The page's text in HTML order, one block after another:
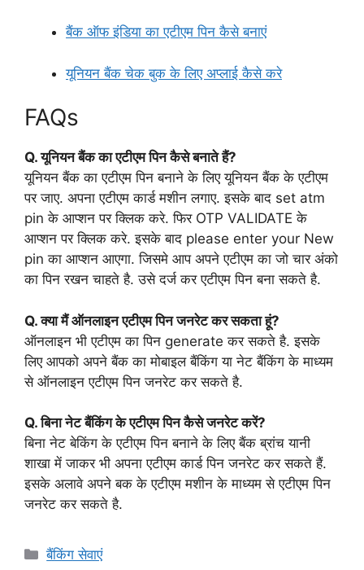
बैंक ऑफ इंडिया का एटीएम पिन कैसे बनाएं
यूनियन बैंक चेक बुक के लिए अप्लाई कैसे करे
FAQs
Q. यूनियन बैंक का एटीएम पिन कैसे बनाते हैं?
यूनियन बैंक का एटीएम पिन बनाने के लिए यूनियन बैंक के एटीएम
पर जाए. अपना एटीएम कार्ड मशीन लगाए. इसके बाद set atm
pin के आप्शन पर क्लिक करे. फिर OTP VALIDATE के
आप्शन पर क्लिक करे. इसके बाद please enter your New
pin का आप्शन आएगा. जिसमे आप अपने एटीएम का जो चार अंको
का पिन रखन चाहते है. उसे दर्ज कर एटीएम पिन बना सकते है.
Q.क्या मैं ऑनलाइन एटीएम पिन जनरेट कर सकता हूं?
ऑनलाइन भी एटीएम का पिन generate कर सकते है. इसके
लिए आपको अपने बैंक का मोबाइल बैंकिंग या नेट बैंकिंग के माध्यम
से ऑनलाइन एटीएम पिन जनरेट कर सकते है.
Q. बिना नेट बैंकिंग के एटीएम पिन कैसे जनरेट करें?
बिना नेट बेकिंग के एटीएम पिन बनाने के लिए बैंक ब्रांच यानी
शाखा में जाकर भी अपना एटीएम कार्ड पिन जनरेट कर सकते हैं.
इसके अलावे अपने बक के एटीएम मशीन के माध्यम से एटीएम पिन
जनरेट कर सकते है.
Categories
बैंकिंग सेवाएं